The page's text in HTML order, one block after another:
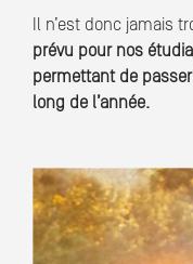
Il n’est donc jamais
prévu pour nos
permettant de
long de l’année.